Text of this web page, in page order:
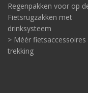
Regenpakken voor op
Fietsrugzakken met
drinksysteem
> Méér
trekking